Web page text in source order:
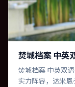
焚城档案 中英
焚城档案 中英双
实力阵容，达米恩